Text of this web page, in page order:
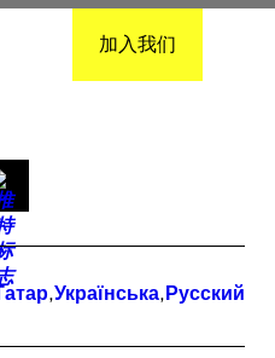
加入我们
,Українська,Русский